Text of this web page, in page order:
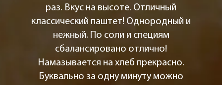
раз. Вкус на высоте. Отличный
классический паштет! Однородный и
нежный. По соли и специям
сбалансировано отлично!
Намазывается на хлеб прекрасно.
Буквально за одну минуту можно